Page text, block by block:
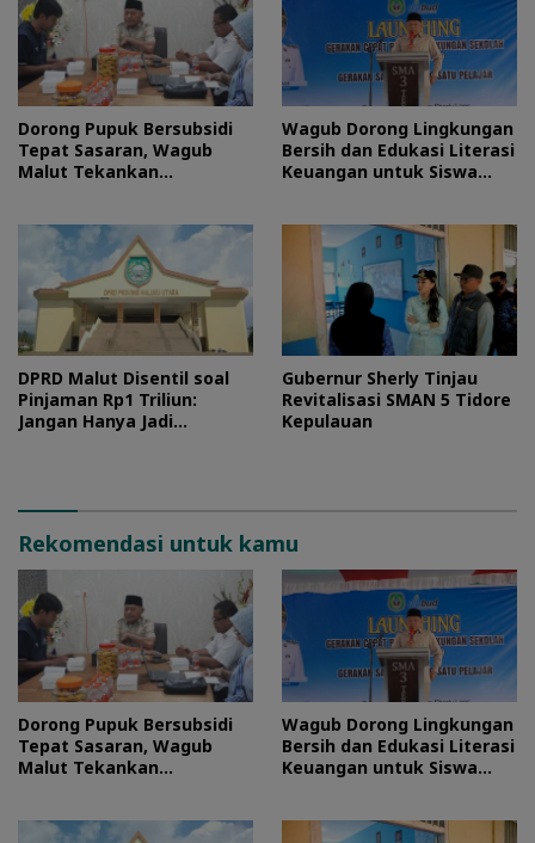
Dorong Pupuk Bersubsidi
Tepat Sasaran, Wagub
Malut Tekankan
Wagub Dorong Lingkungan
Bersih dan Edukasi Literasi
Keuangan untuk Siswa
DPRD Malut Disentil soal
Pinjaman Rp1 Triliun:
Jangan Hanya Jadi
Gubernur Sherly Tinjau
Revitalisasi SMAN 5 Tidore
Kepulauan
Rekomendasi untuk kamu
Dorong Pupuk Bersubsidi
Tepat Sasaran, Wagub
Malut Tekankan
Wagub Dorong Lingkungan
Bersih dan Edukasi Literasi
Keuangan untuk Siswa